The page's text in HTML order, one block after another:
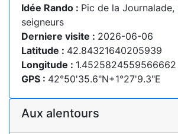
Idée Rando : Pic de la
seigneurs
Derniere visite : 2026-06-06
Latitude : 42.84321640205939
Longitude : 1.4525824559566662
GPS : 42°50'35.6"N+1°27'9.3"E
Aux alentours